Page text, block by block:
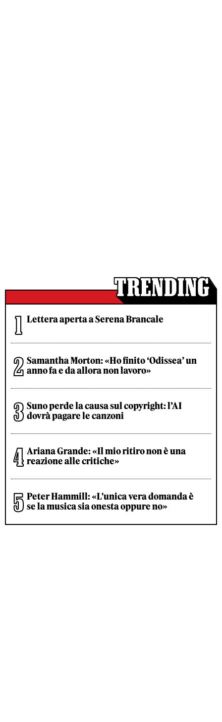
Lettera aperta a Serena Brancale
Samantha Morton: «Ho finito ‘Odissea’ un
anno fa e da allora non lavoro»
Suno perde la causa sul copyright: l’AI
dovrà pagare le canzoni
Ariana Grande: «Il mio ritiro non è una
reazione alle critiche»
Peter Hammill: «L'unica vera domanda è
se la musica sia onesta oppure no»